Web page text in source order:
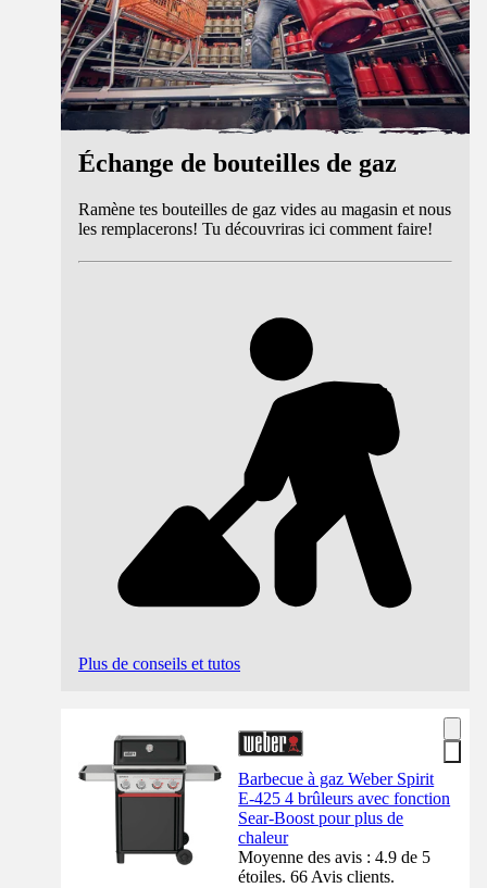
Échange de bouteilles de gaz
Ramène tes bouteilles de gaz vides au magasin et nous
les remplacerons! Tu découvriras ici comment faire!
Plus de conseils et tutos
Barbecue à gaz Weber Spirit
E-425 4 brûleurs avec fonction
Sear-Boost pour plus de
chaleur
Moyenne des avis : 4.9 de 5
étoiles. 66 Avis clients.